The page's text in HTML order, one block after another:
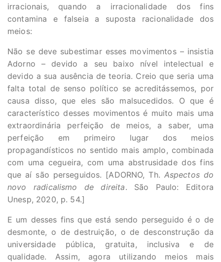
irracionais, quando a irracionalidade dos fins
contamina e falseia a suposta racionalidade dos
meios:
Não se deve subestimar esses movimentos – insistia
Adorno – devido a seu baixo nível intelectual e
devido a sua ausência de teoria. Creio que seria uma
falta total de senso político se acreditássemos, por
causa disso, que eles são malsucedidos. O que é
característico desses movimentos é muito mais uma
extraordinária perfeição de meios, a saber, uma
perfeição em primeiro lugar dos meios
propagandísticos no sentido mais amplo, combinada
com uma cegueira, com uma abstrusidade dos fins
que aí são perseguidos. [ADORNO, Th. Aspectos do
novo radicalismo de direita. São Paulo: Editora
Unesp, 2020, p. 54.]
E um desses fins que está sendo perseguido é o de
desmonte, o de destruição, o de desconstrução da
universidade pública, gratuita, inclusiva e de
qualidade. Assim, agora utilizando meios mais